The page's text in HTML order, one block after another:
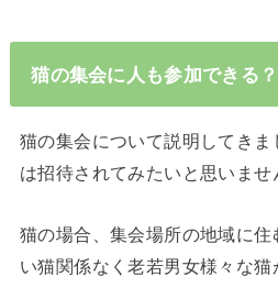
猫の集会に人も参加できる？
猫の集会について説明してき
は招待されてみたいと思いませ
猫の場合、集会場所の地域に
い猫関係なく老若男女様々な